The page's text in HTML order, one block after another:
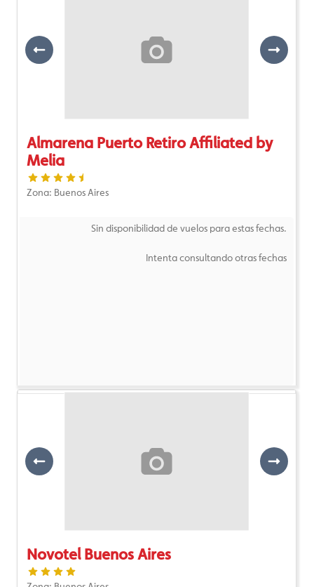
Previous Next
Almarena Puerto Retiro Affiliated by
Melia
Zona: Buenos Aires
Sin disponibilidad de vuelos para estas fechas.
Intenta consultando otras fechas
Previous Next
Novotel Buenos Aires